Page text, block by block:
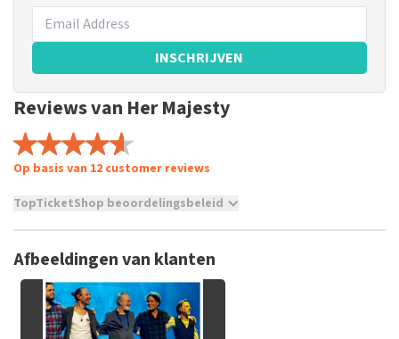
INSCHRIJVEN
Reviews van Her Majesty
Op basis van 12 customer reviews
TopTicketShop beoordelingsbeleid
niet mogelijk om een review achter te laten als je geen
tickets hebt aangeschaft bij TopTicketShop. Reviews met
grof taalgebruik en/of onwaarheden worden niet geplaatst.
Het kan enkele weken duren voordat een review wordt
geplaatst.
Afbeeldingen van klanten